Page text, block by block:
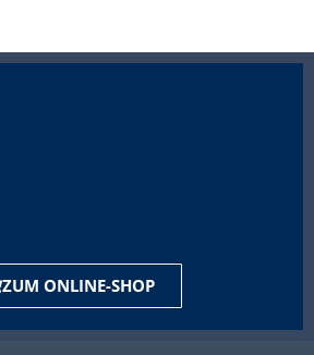
ZUM ONLINE-SHOP